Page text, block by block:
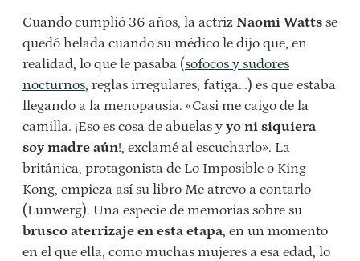
Cuando cumplió 36 años, la actriz Naomi Watts se
quedó helada cuando su médico le dijo que, en
realidad, lo que le pasaba (sofocos y sudores
nocturnos, reglas irregulares, fatiga…) es que estaba
llegando a la menopausia. «Casi me caigo de la
camilla. ¡Eso es cosa de abuelas y yo ni siquiera
soy madre aún!, exclamé al escucharlo». La
británica, protagonista de Lo Imposible o King
Kong, empieza así su libro Me atrevo a contarlo
(Lunwerg). Una especie de memorias sobre su
brusco aterrizaje en esta etapa, en un momento
en el que ella, como muchas mujeres a esa edad, lo